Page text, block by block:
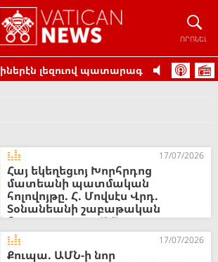
ՈՐՈՆԵԼ
լեզուով պատարագ
17/07/2026
Հայ եկեղեցւոյ Խորհրդոց
մատեանի պատմական
հոլովոյթը. Հ. Մովսէս Վրդ.
Տօնանեանի շաբաթական
հաղորդաշարը (96)
17/07/2026
Քուպա. ԱՄՆ-ի նոր